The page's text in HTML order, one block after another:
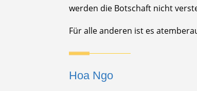
werden die Botschaft nicht
Für alle anderen ist es
Hoa Ngo